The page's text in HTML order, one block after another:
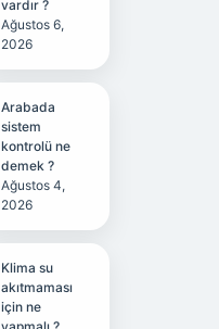
vardır ?
Ağustos 6,
2026
Arabada
sistem
kontrolü ne
demek ?
Ağustos 4,
2026
Klima su
akıtmaması
için ne